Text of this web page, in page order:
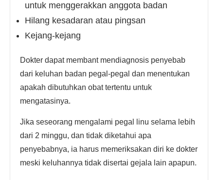
untuk menggerakkan anggota badan
Hilang kesadaran atau pingsan
Kejang-kejang
Dokter dapat membant mendiagnosis penyebab
dari keluhan badan pegal-pegal dan menentukan
apakah dibutuhkan obat tertentu untuk
mengatasinya.
Jika seseorang mengalami pegal linu selama lebih
dari 2 minggu, dan tidak diketahui apa
penyebabnya, ia harus memeriksakan diri ke dokter
meski keluhannya tidak disertai gejala lain apapun.